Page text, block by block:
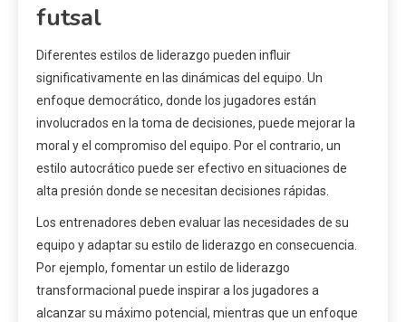
futsal
Diferentes estilos de liderazgo pueden influir
significativamente en las dinámicas del equipo. Un
enfoque democrático, donde los jugadores están
involucrados en la toma de decisiones, puede mejorar la
moral y el compromiso del equipo. Por el contrario, un
estilo autocrático puede ser efectivo en situaciones de
alta presión donde se necesitan decisiones rápidas.
Los entrenadores deben evaluar las necesidades de su
equipo y adaptar su estilo de liderazgo en consecuencia.
Por ejemplo, fomentar un estilo de liderazgo
transformacional puede inspirar a los jugadores a
alcanzar su máximo potencial, mientras que un enfoque